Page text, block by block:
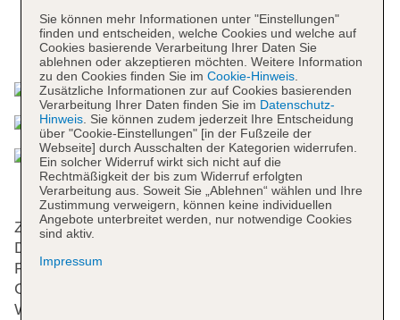
Das bietet Ihre Unterkunft
Zur Auswahl stehen 7 Suiten, 165 Einzel- und 66
Doppelzimmer. Das freundliche Personal an der
Rezeption ist gerne bei allen Fragen behilflich. Eine
Gepäckaufbewahrung, ein Safe und eine
Wechselstube gehören zur Einrichtung des Hotels.
Sie können mehr Informationen unter "Einstellungen"
finden und entscheiden, welche Cookies und welche auf
Cookies basierende Verarbeitung Ihrer Daten Sie
ablehnen oder akzeptieren möchten. Weitere Information
zu den Cookies finden Sie im Cookie-Hinweis.
Zusätzliche Informationen zur auf Cookies basierenden
Verarbeitung Ihrer Daten finden Sie im Datenschutz-
Hinweis. Sie können zudem jederzeit Ihre Entscheidung
über "Cookie-Einstellungen" [in der Fußzeile der
Webseite] durch Ausschalten der Kategorien widerrufen.
Ein solcher Widerruf wirkt sich nicht auf die
Rechtmäßigkeit der bis zum Widerruf erfolgten
Verarbeitung aus. Soweit Sie „Ablehnen“ wählen und Ihre
Zustimmung verweigern, können keine individuellen
Angebote unterbreitet werden, nur notwendige Cookies
sind aktiv.
Impressum